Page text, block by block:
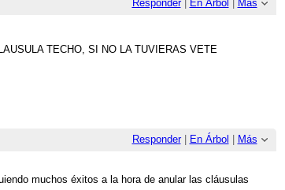
Responder| En Árbol Más
TECHO, SI NO LA TUVIERAS VETE
Responder| En Árbol Más
muchos éxitos a la hora de anular las cláusulas